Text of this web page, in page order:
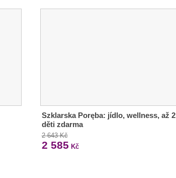
Szklarska Poręba: jídlo, wellness, až 2
děti zdarma
2 643 Kč
2 585 Kč